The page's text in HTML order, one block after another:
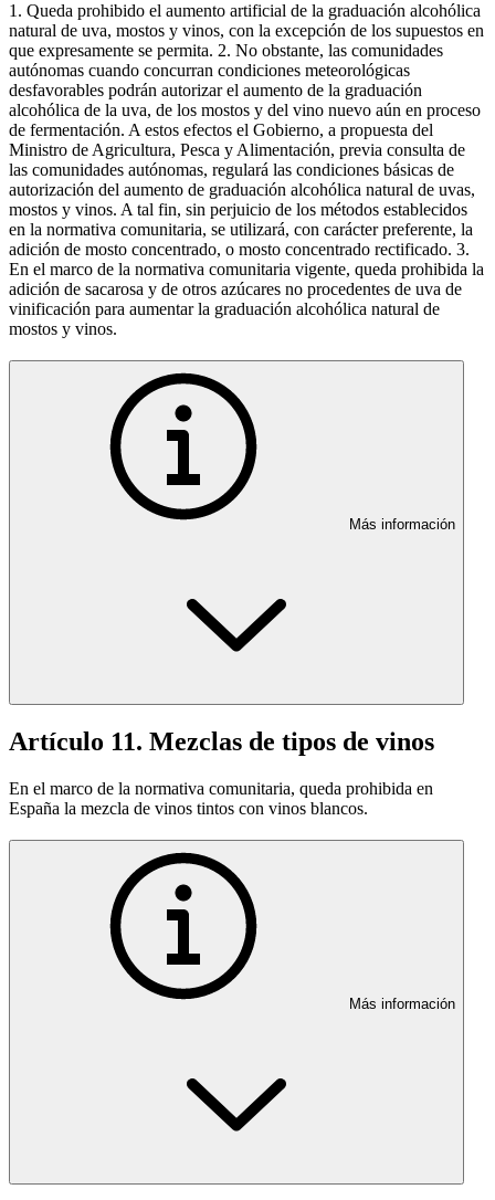
1. Queda prohibido el aumento artificial de la graduación alcohólica
natural de uva, mostos y vinos, con la excepción de los supuestos en
que expresamente se permita. 2. No obstante, las comunidades
autónomas cuando concurran condiciones meteorológicas
desfavorables podrán autorizar el aumento de la graduación
alcohólica de la uva, de los mostos y del vino nuevo aún en proceso
de fermentación. A estos efectos el Gobierno, a propuesta del
Ministro de Agricultura, Pesca y Alimentación, previa consulta de
las comunidades autónomas, regulará las condiciones básicas de
autorización del aumento de graduación alcohólica natural de uvas,
mostos y vinos. A tal fin, sin perjuicio de los métodos establecidos
en la normativa comunitaria, se utilizará, con carácter preferente, la
adición de mosto concentrado, o mosto concentrado rectificado. 3.
En el marco de la normativa comunitaria vigente, queda prohibida la
adición de sacarosa y de otros azúcares no procedentes de uva de
vinificación para aumentar la graduación alcohólica natural de
mostos y vinos.
Más información
Artículo 11. Mezclas de tipos de vinos
En el marco de la normativa comunitaria, queda prohibida en
España la mezcla de vinos tintos con vinos blancos.
Más información